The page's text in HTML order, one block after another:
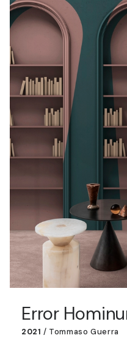
Error
2021 / Tommaso Guerra